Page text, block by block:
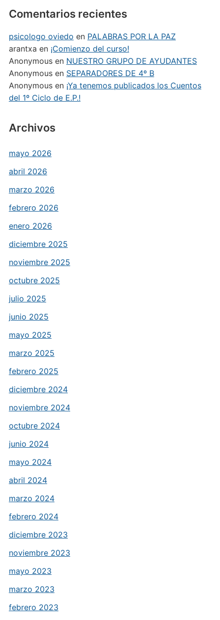
Comentarios recientes
psicologo oviedo en PALABRAS POR LA PAZ
arantxa en ¡Comienzo del curso!
Anonymousen NUESTRO GRUPO DE AYUDANTES
Anonymousen SEPARADORES DE 4º B
Anonymousen ¡Ya tenemos publicados los Cuentos
del 1º Ciclo de E.P.!
Archivos
mayo 2026
abril 2026
marzo 2026
febrero 2026
enero 2026
diciembre 2025
noviembre 2025
octubre 2025
julio 2025
junio 2025
mayo 2025
marzo 2025
febrero 2025
diciembre 2024
noviembre 2024
octubre 2024
junio 2024
mayo 2024
abril 2024
marzo 2024
febrero 2024
diciembre 2023
noviembre 2023
mayo 2023
marzo 2023
febrero 2023